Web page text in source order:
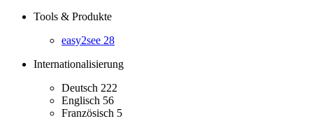
Tools & Produkte
easy2see 28
Internationalisierung
Deutsch 222
Englisch 56
Französisch 5